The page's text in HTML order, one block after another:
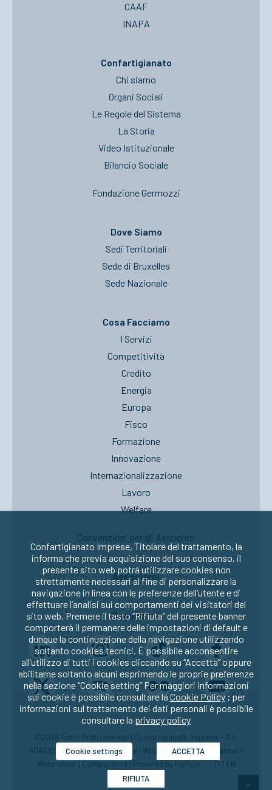
CAAF
INAPA
Confartigianato
Chi siamo
Organi Sociali
Le Regole del Sistema
La Storia
Video Istituzionale
Bilancio Sociale
Fondazione Germozzi
Dove Siamo
Sedi Territoriali
Sede di Bruxelles
Sede Nazionale
Cosa Facciamo
I Servizi
Competitività
Credito
Energia
Europa
Fisco
Formazione
Innovazione
Internazionalizzazione
Lavoro
Welfare
Convenzioni per gli Associati
Associarsi
Seguici su:
©2026 Tutti i diritti riservati | Confartigianato Imprese – C.F.
80429270582 |Privacy|Cookie Whistleblowing|Disclaimer
Webmaster|Compatibilità| Powered by Horace IT EN
Confartigianato Imprese, Titolare del trattamento, la
informa che previa acquisizione del suo consenso, il
presente sito web potrà utilizzare cookies non
strettamente necessari al fine di personalizzare la
navigazione in linea con le preferenze dell’utente e di
effettuare l’analisi sui comportamenti dei visitatori del
sito web. Premere il tasto “Rifiuta” del presente banner
comporterà il permanere delle impostazioni di default e
dunque la continuazione della navigazione utilizzando
soltanto cookies tecnici. È possibile acconsentire
all’utilizzo di tutti i cookies cliccando su “Accetta” oppure
abilitarne soltanto alcuni esprimendo le proprie preferenze
nella sezione “Cookie setting” Per maggiori informazioni
sui cookie è possibile consultare la Cookie Policy; per
informazioni sul trattamento dei dati personali è possibile
consultare la privacy policy
Cookie settings ACCETTA
RIFIUTA